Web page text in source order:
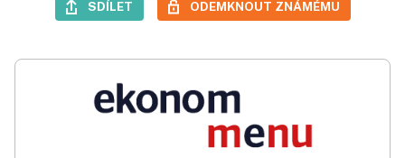
SDÍLET ODEMKNOUT ZNÁMÉMU